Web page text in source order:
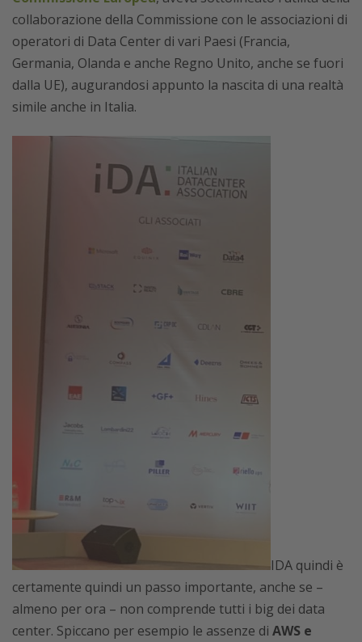
collaborazione della Commissione con le associazioni di
operatori di Data Center di vari Paesi (Francia,
Germania, Olanda e anche Regno Unito, anche se fuori
dalla UE), augurandosi appunto la nascita di una realtà
simile anche in Italia.
IDA quindi è
certamente quindi un passo importante, anche se –
almeno per ora – non comprende tutti i big dei data
center. Spiccano per esempio le assenze di AWS e